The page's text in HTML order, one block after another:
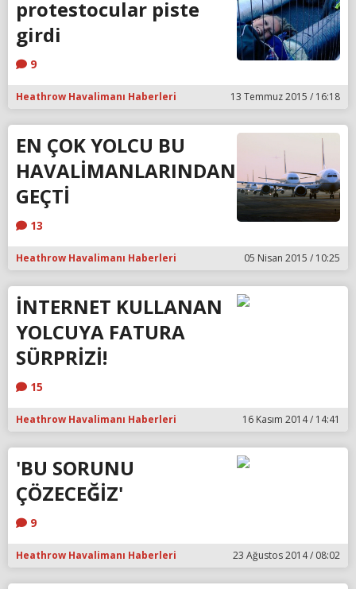
protestocular piste
girdi
9
Heathrow Havalimanı Haberleri 13 Temmuz 2015 / 16:18
EN ÇOK YOLCU BU
HAVALİMANLARINDAN
GEÇTİ
13
Heathrow Havalimanı Haberleri 05 Nisan 2015 / 10:25
İNTERNET KULLANAN
YOLCUYA FATURA
SÜRPRİZİ!
15
Heathrow Havalimanı Haberleri 16 Kasım 2014 / 14:41
'BU SORUNU
ÇÖZECEĞİZ'
9
Heathrow Havalimanı Haberleri 23 Ağustos 2014 / 08:02